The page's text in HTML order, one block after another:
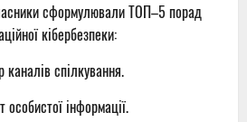
сформулювали ТОП–5 порад
кібербезпеки:
каналів спілкування.
інформації.